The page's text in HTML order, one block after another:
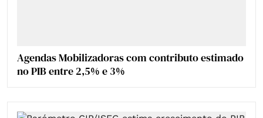
Agendas Mobilizadoras com contributo estimado
no PIB entre 2,5% e 3%